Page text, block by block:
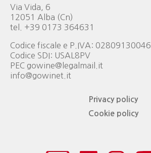
Via Vida, 6
12051 Alba (Cn)
tel. +39 0173 364631
Codice fiscale e P.IVA: 02809130046
Codice SDI: USAL8PV
PEC gowine@legalmail.it
info@gowinet.it
Privacy policy
Cookie policy